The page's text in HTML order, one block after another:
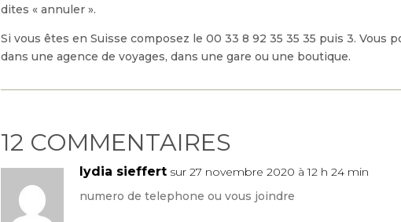
dites « annuler ».
Si vous êtes en Suisse composez le 00 33 8 92 35 35 35 puis 3. Vous
dans une agence de voyages, dans une gare ou une boutique.
12 COMMENTAIRES
lydia sieffert sur 27 novembre 2020 à 12 h 24 min
numero de telephone ou vous joindre